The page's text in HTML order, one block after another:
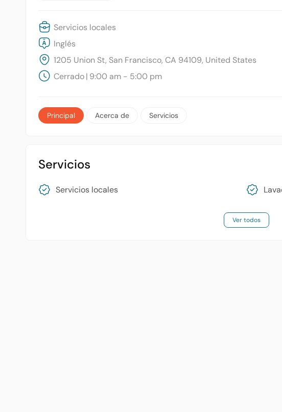
Servicios locales
Inglés
1205 Union St, San Francisco, CA 94109, United States
Cerrado| 9:00 am - 5:00 pm
Principal Acerca de Servicios
Servicios
Servicios locales
Ver todos